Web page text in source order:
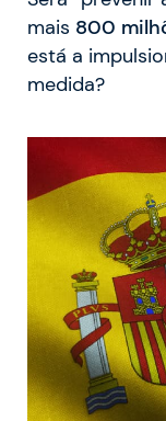
mais 800
está a
medida?